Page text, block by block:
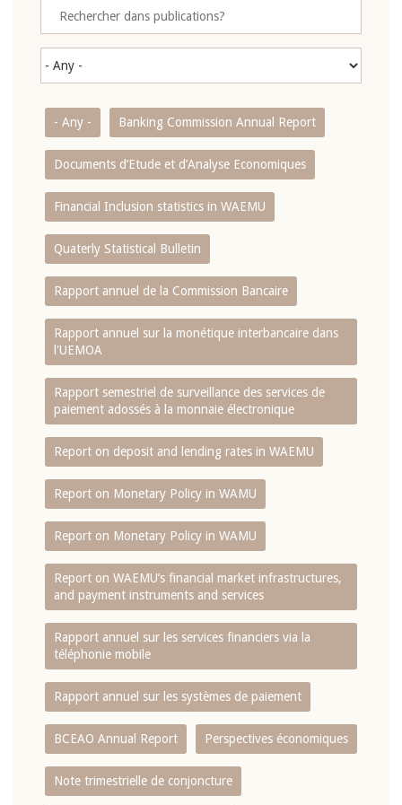
- Any - Banking Commission Annual Report
Documents d’Etude et d’Analyse Economiques
Financial Inclusion statistics in WAEMU
Quaterly Statistical Bulletin
Rapport annuel de la Commission Bancaire
Rapport annuel sur la monétique interbancaire dans
l'UEMOA
Rapport semestriel de surveillance des services de
paiement adossés à la monnaie électronique
Report on deposit and lending rates in WAEMU
Report on Monetary Policy in WAMU
Report on Monetary Policy in WAMU
Report on WAEMU’s financial market infrastructures,
and payment instruments and services
Rapport annuel sur les services financiers via la
téléphonie mobile
Rapport annuel sur les systèmes de paiement
BCEAO Annual Report Perspectives économiques
Note trimestrielle de conjoncture